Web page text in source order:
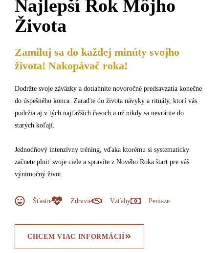
Najlepší Rok Môjho
Života
Zamiluj sa do každej minúty svojho
života! Nakopávač roka!
Dodržte svoje záväzky a dotiahnite novoročné predsavzatia konečne
do úspešného konca. Zaraďte do života návyky a rituály, ktorí vás
podržia aj v tých najťažších časoch a už nikdy sa nevrátite do
starých koľají.
Jednodňový intenzívny tréning, vďaka ktorému si systematicky
začnete plniť svoje ciele a spravíte z Nového Roka štart pre váš
výnimočný život.
Šťastie Zdravie Vzťahy Peniaze
CHCEM VIAC INFORMÁCIÍ